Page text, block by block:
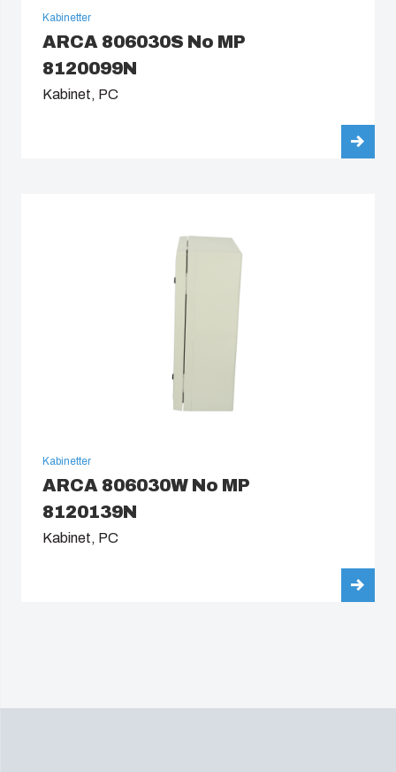
Kabinetter
ARCA 806030S No MP
8120099N
Kabinet, PC
Kabinetter
ARCA 806030W No MP
8120139N
Kabinet, PC